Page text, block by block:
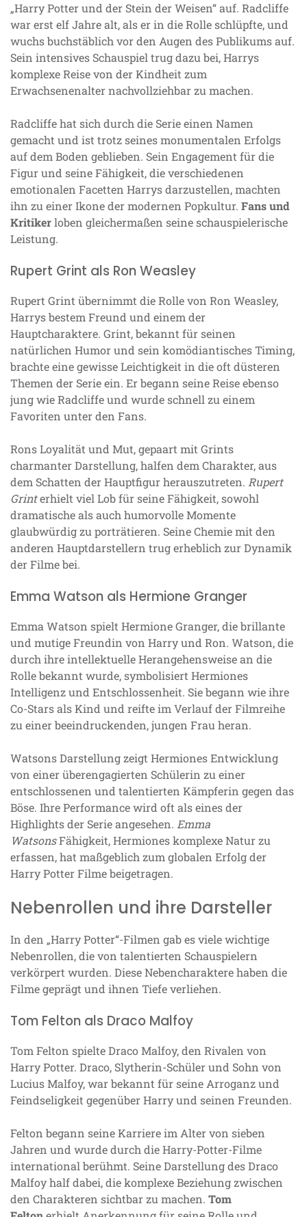
„Harry Potter und der Stein der Weisen“ auf. Radcliffe
war erst elf Jahre alt, als er in die Rolle schlüpfte, und
wuchs buchstäblich vor den Augen des Publikums auf.
Sein intensives Schauspiel trug dazu bei, Harrys
komplexe Reise von der Kindheit zum
Erwachsenenalter nachvollziehbar zu machen.
Radcliffe hat sich durch die Serie einen Namen
gemacht und ist trotz seines monumentalen Erfolgs
auf dem Boden geblieben. Sein Engagement für die
Figur und seine Fähigkeit, die verschiedenen
emotionalen Facetten Harrys darzustellen, machten
ihn zu einer Ikone der modernen Popkultur. Fans und
Kritikerloben gleichermaßen seine schauspielerische
Leistung.
Rupert Grint als Ron Weasley
Rupert Grint übernimmt die Rolle von Ron Weasley,
Harrys bestem Freund und einem der
Hauptcharaktere. Grint, bekannt für seinen
natürlichen Humor und sein komödiantisches Timing,
brachte eine gewisse Leichtigkeit in die oft düsteren
Themen der Serie ein. Er begann seine Reise ebenso
jung wie Radcliffe und wurde schnell zu einem
Favoriten unter den Fans.
Rons Loyalität und Mut, gepaart mit Grints
charmanter Darstellung, halfen dem Charakter, aus
dem Schatten der Hauptfigur herauszutreten. Rupert
Grinterhielt viel Lob für seine Fähigkeit, sowohl
dramatische als auch humorvolle Momente
glaubwürdig zu porträtieren. Seine Chemie mit den
anderen Hauptdarstellern trug erheblich zur Dynamik
der Filme bei.
Emma Watson als Hermione Granger
Emma Watson spielt Hermione Granger, die brillante
und mutige Freundin von Harry und Ron. Watson, die
durch ihre intellektuelle Herangehensweise an die
Rolle bekannt wurde, symbolisiert Hermiones
Intelligenz und Entschlossenheit. Sie begann wie ihre
Co-Stars als Kind und reifte im Verlauf der Filmreihe
zu einer beeindruckenden, jungen Frau heran.
Watsons Darstellung zeigt Hermiones Entwicklung
von einer überengagierten Schülerin zu einer
entschlossenen und talentierten Kämpferin gegen das
Böse. Ihre Performance wird oft als eines der
Highlights der Serie angesehen. Emma
WatsonsFähigkeit, Hermiones komplexe Natur zu
erfassen, hat maßgeblich zum globalen Erfolg der
Harry Potter Filme beigetragen.
Nebenrollen und ihre Darsteller
In den „Harry Potter“-Filmen gab es viele wichtige
Nebenrollen, die von talentierten Schauspielern
verkörpert wurden. Diese Nebencharaktere haben die
Filme geprägt und ihnen Tiefe verliehen.
Tom Felton als Draco Malfoy
Tom Felton spielte Draco Malfoy, den Rivalen von
Harry Potter. Draco, Slytherin-Schüler und Sohn von
Lucius Malfoy, war bekannt für seine Arroganz und
Feindseligkeit gegenüber Harry und seinen Freunden.
Felton begann seine Karriere im Alter von sieben
Jahren und wurde durch die Harry-Potter-Filme
international berühmt. Seine Darstellung des Draco
Malfoy half dabei, die komplexe Beziehung zwischen
den Charakteren sichtbar zu machen. Tom